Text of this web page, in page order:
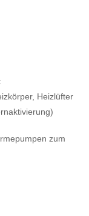
Heizlüfter
zum